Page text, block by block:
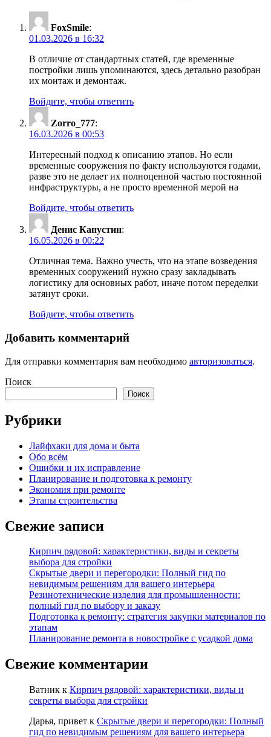
FoxSmile:
01.03.2026 в 16:32
В отличие от стандартных статей, где временные
постройки лишь упоминаются, здесь детально разобран
их монтаж и демонтаж.
Войдите, чтобы ответить
Zorro_777:
16.03.2026 в 00:53
Интересный подход к описанию этапов. Но если
временные сооружения по факту используются годами,
разве это не делает их полноценной частью постоянной
инфраструктуры, а не просто временной мерой на
Войдите, чтобы ответить
Денис Капустин:
16.05.2026 в 00:22
Отличная тема. Важно учесть, что на этапе возведения
временных сооружений нужно сразу закладывать
логистику для основных работ, иначе потом переделки
затянут сроки.
Войдите, чтобы ответить
Добавить комментарий
Для отправки комментария вам необходимо авторизоваться.
Поиск
Поиск
Рубрики
Лайфхаки для дома и быта
Обо всём
Ошибки и их исправление
Планирование и подготовка к ремонту
Экономия при ремонте
Этапы строительства
Свежие записи
Кирпич рядовой: характеристики, виды и секреты
выбора для стройки
Скрытые двери и перегородки: Полный гид по
невидимым решениям для вашего интерьера
Резинотехнические изделия для промышленности:
полный гид по выбору и заказу
Подготовка к ремонту: стратегия закупки материалов по
этапам
Планирование ремонта в новостройке с усадкой дома
Свежие комментарии
Ватник к Кирпич рядовой: характеристики, виды и
секреты выбора для стройки
Дарья, привет к Скрытые двери и перегородки: Полный
гид по невидимым решениям для вашего интерьера